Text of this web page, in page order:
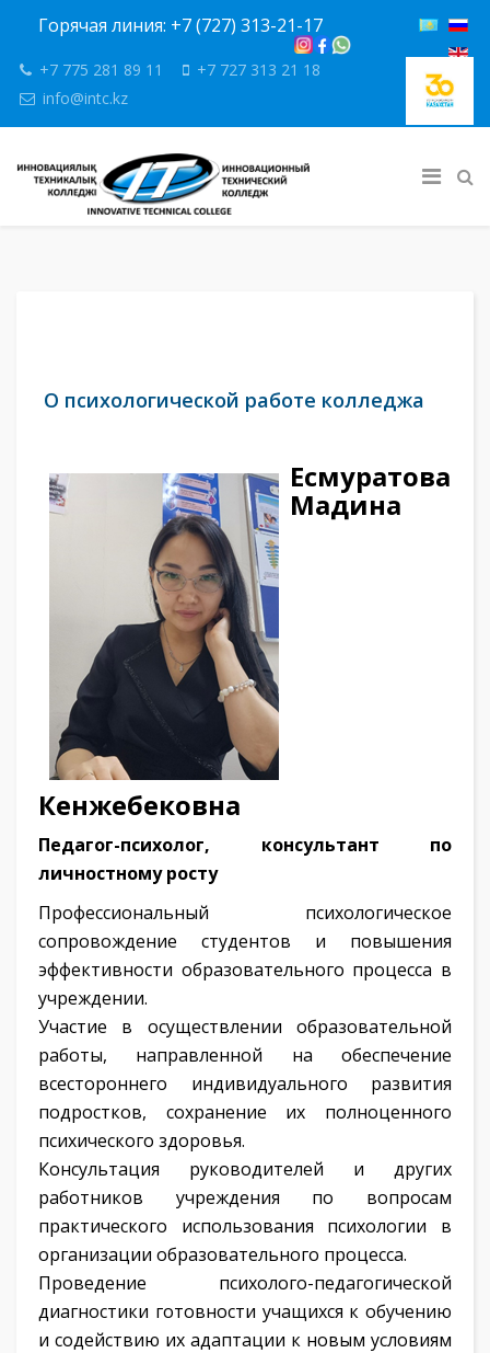
Горячая линия: +7 (727) 313-21-17
+7 775 281 89 11
+7 727 313 21 18
info@intc.kz
О психологической работе колледжа
Есмуратова
Мадина
Кенжебековна
Педагог-психолог, консультант по
личностному росту
Профессиональный психологическое
сопровождение студентов и повышения
эффективности образовательного процесса в
учреждении.
Участие в осуществлении образовательной
работы, направленной на обеспечение
всестороннего индивидуального развития
подростков, сохранение их полноценного
психического здоровья.
Консультация руководителей и других
работников учреждения по вопросам
практического использования психологии в
организации образовательного процесса.
Проведение психолого-педагогической
диагностики готовности учащихся к обучению
и содействию их адаптации к новым условиям